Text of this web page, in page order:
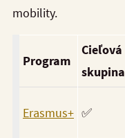
mobility.
Program
Cieľová
skupina
Erasmus+ ✅